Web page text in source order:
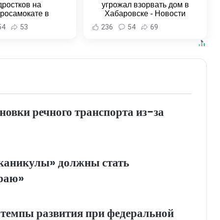
на
в
на-Амуре -
Хабаровска и
53
угрожал взорвать дом в
Хабаровске - Новости
Хабаровска и Хабаровского
края
236 54 69
речного транспорта из-за
должны стать
развития при федеральной